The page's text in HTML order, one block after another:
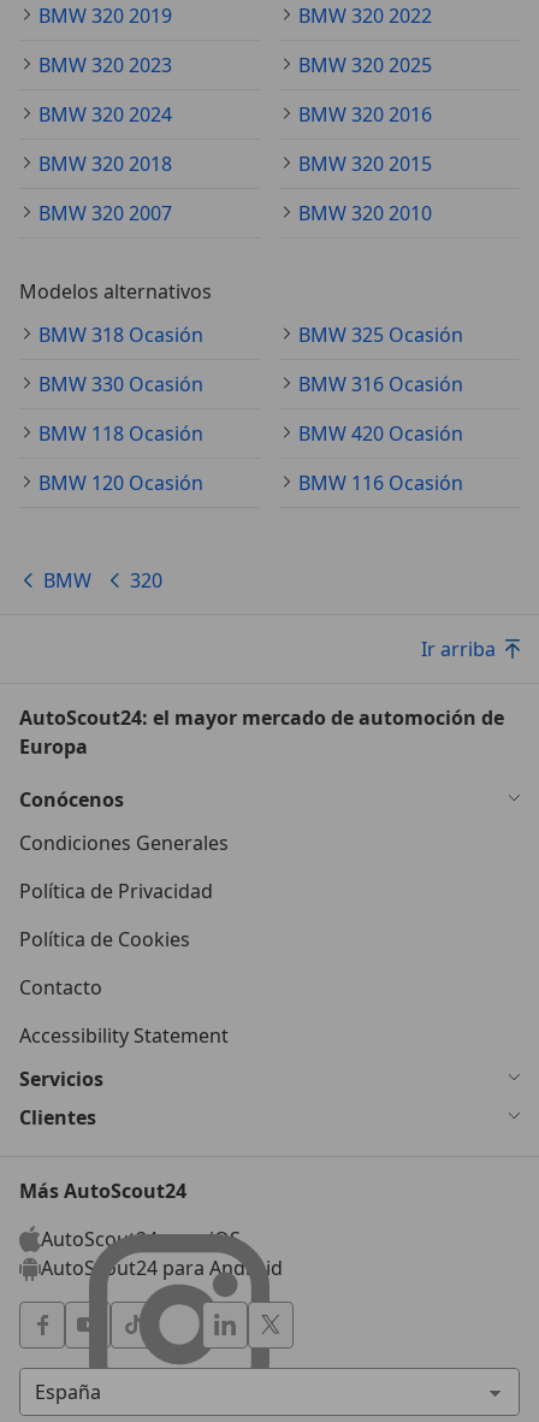
BMW 320 2019
BMW 320 2022
BMW 320 2023
BMW 320 2025
BMW 320 2024
BMW 320 2016
BMW 320 2018
BMW 320 2015
BMW 320 2007
BMW 320 2010
Modelos alternativos
BMW 318 Ocasión
BMW 325 Ocasión
BMW 330 Ocasión
BMW 316 Ocasión
BMW 118 Ocasión
BMW 420 Ocasión
BMW 120 Ocasión
BMW 116 Ocasión
BMW 320
Ir arriba
AutoScout24: el mayor mercado de automoción de
Europa
Conócenos
Condiciones Generales
Política de Privacidad
Política de Cookies
Contacto
Accessibility Statement
Servicios
Clientes
Más AutoScout24
AutoScout24 para iOS
AutoScout24 para Android